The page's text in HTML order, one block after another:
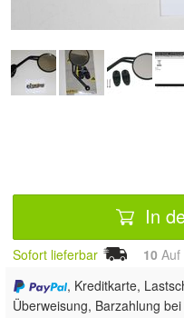
In
Sofort lieferbar 10 Auf
, Kreditkarte,
Überweisung, Barzahlung